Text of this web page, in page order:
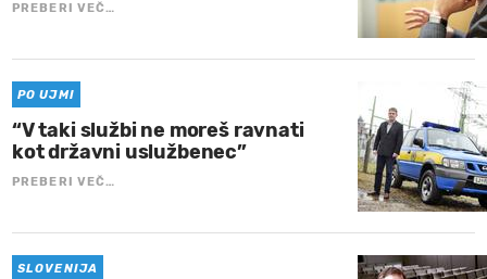
PREBERI VEČ…
PO UJMI
“V taki službi ne moreš ravnati
kot državni uslužbenec”
PREBERI VEČ…
SLOVENIJA